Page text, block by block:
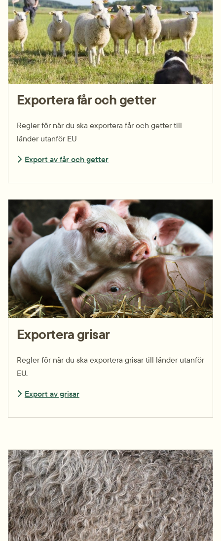
Exportera får och getter
Regler för när du ska exportera får och getter till
länder utanför EU
Export av får och getter
Exportera grisar
Regler för när du ska exportera grisar till länder utanför
EU.
Export av grisar